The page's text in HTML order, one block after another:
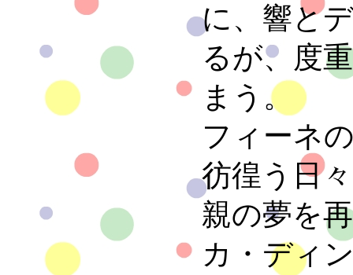
に、響と
るが、度
まう。
フィーネ
彷徨う日
親の夢を
カ・ディ